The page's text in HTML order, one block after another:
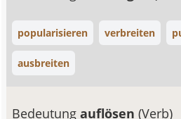
popularisieren verbreiten
ausbreiten
Bedeutungauflösen(Verb)